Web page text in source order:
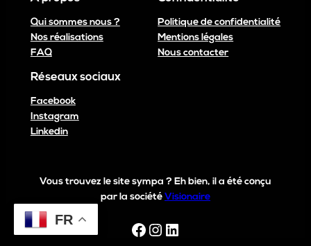
Qui sommes nous ?
Nos réalisations
FAQ
Politique de confidentialité
Mentions légales
Nous contacter
Réseaux sociaux
Facebook
Instagram
Linkedin
Vous trouvez le site sympa ? Eh bien, il a été conçu
par la société Visionaire
Facebook
Instagram
LinkedIn
FR